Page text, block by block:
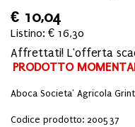
€ 10,04
Listino: € 16,30
Affrettati! L'offerta
PRODOTTO
Aboca Societa' Agricola
Codice prodotto: 200537